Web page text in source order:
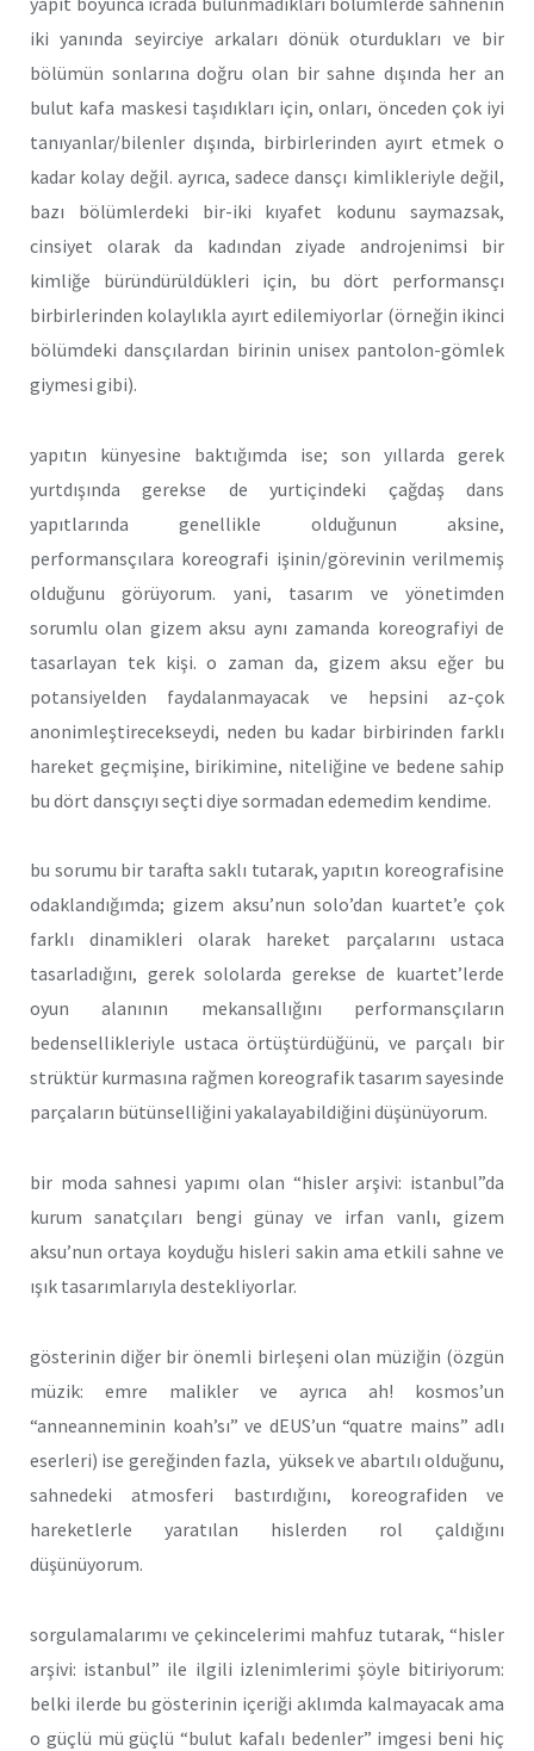
iki yanında seyirciye arkaları dönük oturdukları ve bir
bölümün sonlarına doğru olan bir sahne dışında her an
bulut kafa maskesi taşıdıkları için, onları, önceden çok iyi
tanıyanlar/bilenler dışında, birbirlerinden ayırt etmek o
kadar kolay değil. ayrıca, sadece dansçı kimlikleriyle değil,
bazı bölümlerdeki bir-iki kıyafet kodunu saymazsak,
cinsiyet olarak da kadından ziyade androjenimsi bir
kimliğe büründürüldükleri için, bu dört performansçı
birbirlerinden kolaylıkla ayırt edilemiyorlar (örneğin ikinci
bölümdeki dansçılardan birinin unisex pantolon-gömlek
giymesi gibi).
yapıtın künyesine baktığımda ise; son yıllarda gerek
yurtdışında gerekse de yurtiçindeki çağdaş dans
yapıtlarında genellikle olduğunun aksine,
performansçılara koreografi işinin/görevinin verilmemiş
olduğunu görüyorum. yani, tasarım ve yönetimden
sorumlu olan gizem aksu aynı zamanda koreografiyi de
tasarlayan tek kişi. o zaman da, gizem aksu eğer bu
potansiyelden faydalanmayacak ve hepsini az-çok
anonimleştirecekseydi, neden bu kadar birbirinden farklı
hareket geçmişine, birikimine, niteliğine ve bedene sahip
bu dört dansçıyı seçti diye sormadan edemedim kendime.
bu sorumu bir tarafta saklı tutarak, yapıtın koreografisine
odaklandığımda; gizem aksu’nun solo’dan kuartet’e çok
farklı dinamikleri olarak hareket parçalarını ustaca
tasarladığını, gerek sololarda gerekse de kuartet’lerde
oyun alanının mekansallığını performansçıların
bedensellikleriyle ustaca örtüştürdüğünü, ve parçalı bir
strüktür kurmasına rağmen koreografik tasarım sayesinde
parçaların bütünselliğini yakalayabildiğini düşünüyorum.
bir moda sahnesi yapımı olan “hisler arşivi: istanbul”da
kurum sanatçıları bengi günay ve irfan vanlı, gizem
aksu’nun ortaya koyduğu hisleri sakin ama etkili sahne ve
ışık tasarımlarıyla destekliyorlar.
gösterinin diğer bir önemli birleşeni olan müziğin (özgün
müzik: emre malikler ve ayrıca ah! kosmos’un
“anneanneminin koah’sı” ve dEUS’un “quatre mains” adlı
eserleri) ise gereğinden fazla, yüksek ve abartılı olduğunu,
sahnedeki atmosferi bastırdığını, koreografiden ve
hareketlerle yaratılan hislerden rol çaldığını
düşünüyorum.
sorgulamalarımı ve çekincelerimi mahfuz tutarak, “hisler
arşivi: istanbul” ile ilgili izlenimlerimi şöyle bitiriyorum:
belki ilerde bu gösterinin içeriği aklımda kalmayacak ama
o güçlü mü güçlü “bulut kafalı bedenler” imgesi beni hiç